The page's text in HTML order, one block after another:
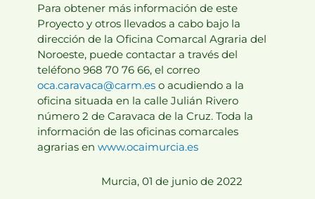
Para obtener más información de este
Proyecto y otros llevados a cabo bajo la
dirección de la Oficina Comarcal Agraria del
Noroeste, puede contactar a través del
teléfono 968 70 76 66, el correo
oca.caravaca@carm.eso acudiendo a la
oficina situada en la calle Julián Rivero
número 2 de Caravaca de la Cruz. Toda la
información de las oficinas comarcales
agrarias en www.ocaimurcia.es
Murcia, 01 de junio de 2022